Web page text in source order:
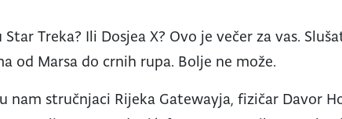
Treka? Ili Dosjea X? Ovo je večer za vas.
od Marsa do crnih rupa. Bolje ne može.
nam stručnjaci Rijeka Gatewayja, fizičar Davor